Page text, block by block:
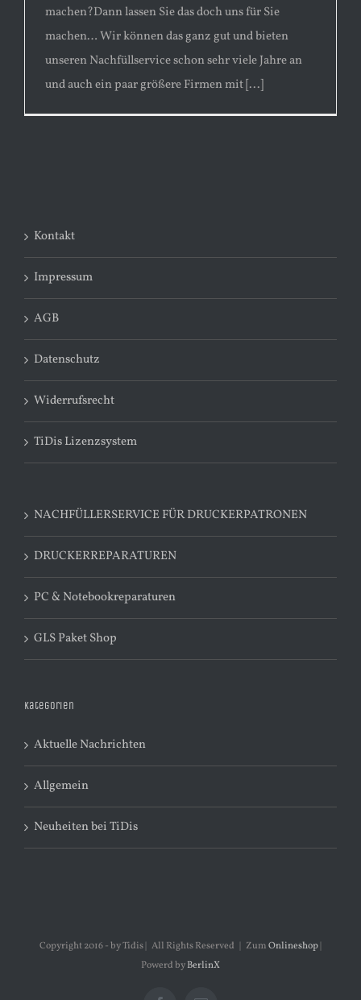
machen?Dann lassen Sie das doch uns für Sie
machen… Wir können das ganz gut und bieten
unseren Nachfüllservice schon sehr viele Jahre an
und auch ein paar größere Firmen mit [...]
Kontakt
Impressum
AGB
Datenschutz
Widerrufsrecht
TiDis Lizenzsystem
NACHFÜLLERSERVICE FÜR DRUCKERPATRONEN
DRUCKERREPARATUREN
PC & Notebookreparaturen
GLS Paket Shop
Kategorien
Aktuelle Nachrichten
Allgemein
Neuheiten bei TiDis
Copyright 2016 - by Tidis | All Rights Reserved | ZumOnlineshop
Powerd byBerlinX